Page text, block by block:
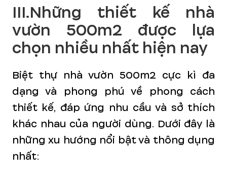
III.Những thiết kế nhà
vườn 500m2 được lựa
chọn nhiều nhất hiện nay
Biệt thự nhà vườn 500m2 cực kì đa
dạng và phong phú về phong cách
thiết kế, đáp ứng nhu cầu và sở thích
khác nhau của người dùng. Dưới đây là
những xu hướng nổi bật và thông dụng
nhất: